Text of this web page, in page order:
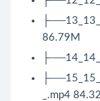
86.79M
_.mp4